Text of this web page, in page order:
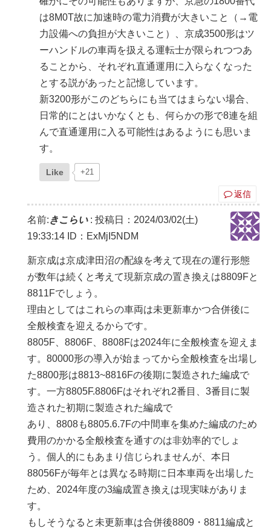
は8M0T故に加速時の電力消費が大きいこと（→電
力設備への負担が大きいこと）、京成3500形はツ
ーハンドルの車両を扱える運転士が限られつつあ
ることから、それぞれ直通運用に入らなくなった
とする説があったと記憶しています。
新3200形がこのどちらにも当てはまらない場合、
日常的にとはいかなくとも、何らかの形で8連を組
んで直通運用に入る可能性はあるようにも思いま
す。
Like +21
返信
名前:きこらい: 投稿日：2024/03/02(土)
19:33:14 ID：ExMjI5NDM
新京成は京成津田沼の配線を考えて現在の運行形態
が数年は続くと考えて現新京成の置き換えは8809Fと
8811Fでしょう。
理由としてはこれらの車両は未更新車かつ合併後に
全般検査を迎えるからです。
8805F、8806F、8808Fは2024年に全般検査を迎えま
す。80000形の導入が始まってから全般検査を出場し
た8800形は8813~8816Fの後期に製造された編成で
す。一方8805F.8806Fはそれぞれ2番目、3番目に製
造された初期に製造された編成で
あり、8808も8805.6.7Fの中間車を集めた編成のため
費用のかかる全般検査を通すのは非効率的でしょ
う。個人的にもあまり信じられませんが、本日
88056Fが毎年とは異なる時期に日本車両を出場した
ため、2024年度の3編成置き換えは現実味がありま
す。
もしそうなると未更新車は合併後8809・8811編成と